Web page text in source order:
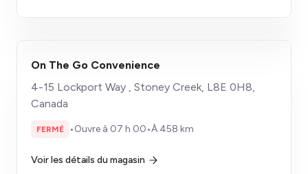
On The Go Convenience
4-15 Lockport Way , Stoney Creek, L8E 0H8,
Canada
FERMÉ •Ouvre à 07 h 00•À 458 km
Voir les détails du magasin